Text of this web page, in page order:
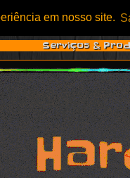
em nosso site.
Serviços &